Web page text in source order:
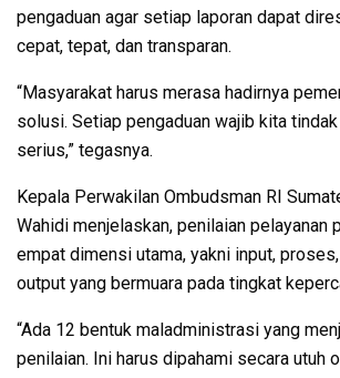
pengaduan agar setiap laporan dapat
cepat, tepat, dan transparan.
“Masyarakat harus merasa hadirnya
solusi. Setiap pengaduan wajib kita
serius,” tegasnya.
Kepala Perwakilan Ombudsman RI
Wahidi menjelaskan, penilaian pelayanan
empat dimensi utama, yakni input,
output yang bermuara pada tingkat
“Ada 12 bentuk maladministrasi yang
penilaian. Ini harus dipahami secara utuh